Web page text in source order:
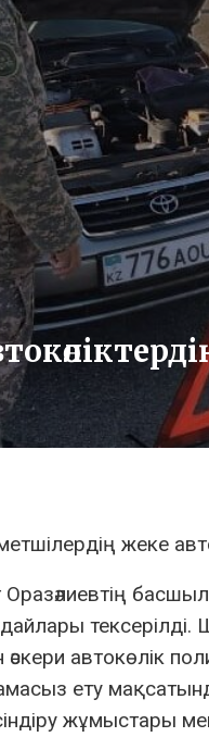
жеке
автокөлік
ету
жұмыстары